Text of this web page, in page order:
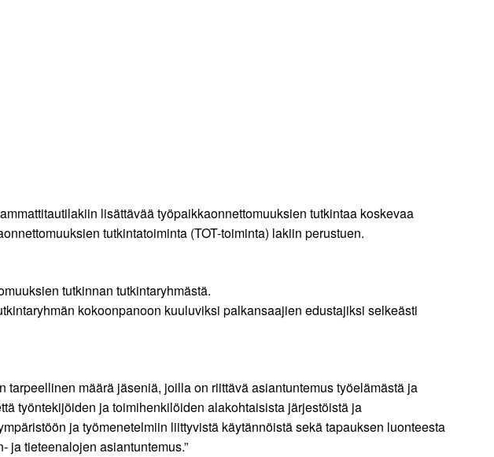
lisättävää työpaikkaonnettomuuksien tutkintaa koskevaa
tutkintatoiminta (TOT-toiminta) lakiin perustuen.
tutkinnan tutkintaryhmästä.
kokoonpanoon kuuluviksi palkansaajien edustajiksi selkeästi
määrä jäseniä, joilla on riittävä asiantuntemus työelämästä ja
työntekijöiden ja toimihenkilöiden alakohtaisista järjestöistä ja
ja työmenetelmiin liittyvistä käytännöistä sekä tapauksen luonteesta
ja tieteenalojen asiantuntemus.”